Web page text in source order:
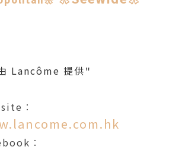
Lancôme 提供 "